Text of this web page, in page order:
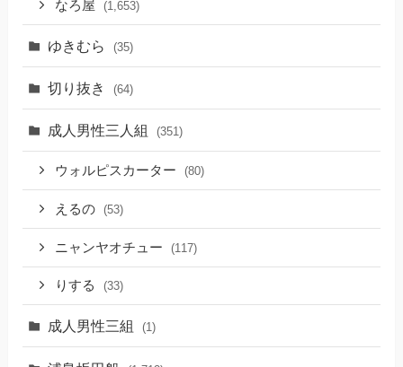
なろ屋 (1,653)
ゆきむら (35)
切り抜き (64)
成人男性三人組 (351)
ウォルピスカーター (80)
えるの (53)
ニャンヤオチュー (117)
りする (33)
成人男性三組 (1)